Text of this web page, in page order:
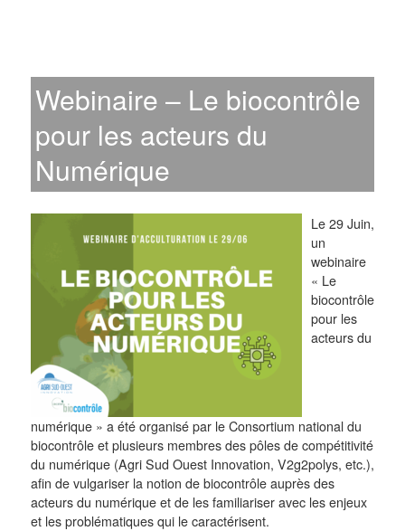
Webinaire – Le biocontrôle
pour les acteurs du
Numérique
Le 29 Juin,
un
webinaire
« Le
biocontrôle
pour les
acteurs du
numérique » a été organisé par le Consortium national du
biocontrôle et plusieurs membres des pôles de compétitivité
du numérique (Agri Sud Ouest Innovation, V2g2polys, etc.),
afin de vulgariser la notion de biocontrôle auprès des
acteurs du numérique et de les familiariser avec les enjeux
et les problématiques qui le caractérisent.